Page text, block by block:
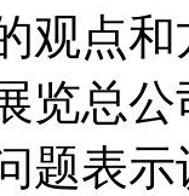
观点
览总
题表